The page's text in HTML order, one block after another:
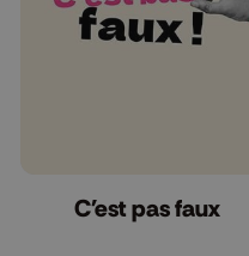
C'est pas faux